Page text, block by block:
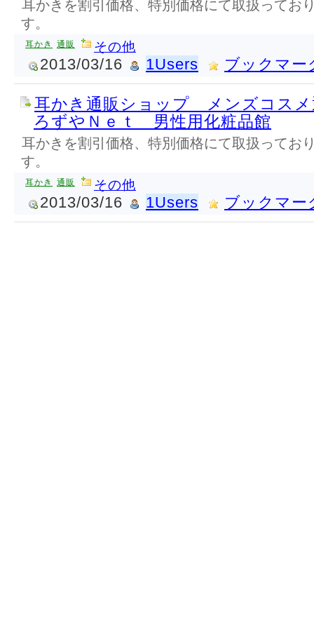
耳かきを割引価格、特別価格にて取扱ってお
す。
耳かき 通販 その他
2013/03/16 1Users ブックマー
耳かき通販ショップ メンズコス
ろずやＮｅｔ 男性用化粧品館
耳かきを割引価格、特別価格にて取扱ってお
す。
耳かき 通販 その他
2013/03/16 1Users ブックマー